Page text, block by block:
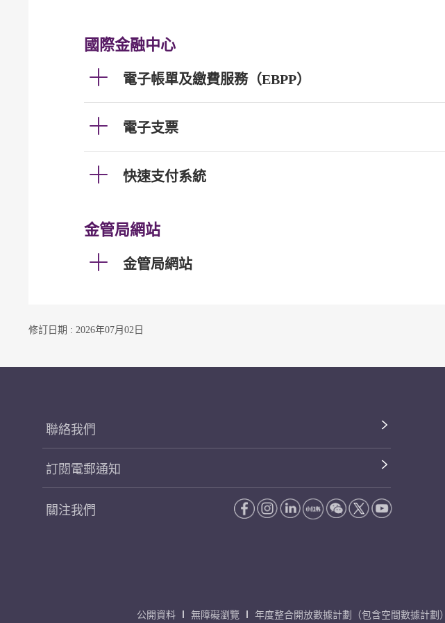
國際金融中心
電子帳單及繳費服務（EBPP）
電子支票
快速支付系統
金管局網站
金管局網站
修訂日期 : 2026年07月02日
聯絡我們
訂閱電郵通知
關注我們
公開資料 無障礙瀏覽 年度整合開放數據計劃（包含空間數據計劃）